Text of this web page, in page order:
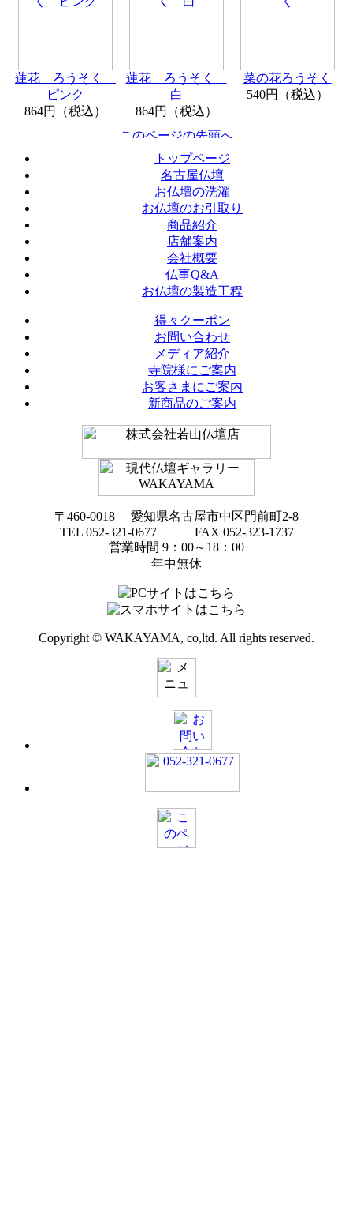
蓮花 ろうそく
ピンク
864円（税込）
蓮花 ろうそく
白
864円（税込）
菜の花ろうそく
540円（税込）
トップページ
名古屋仏壇
お仏壇の洗濯
お仏壇のお引取り
商品紹介
店舗案内
会社概要
仏事Q&A
お仏壇の製造工程
得々クーポン
お問い合わせ
メディア紹介
寺院様にご案内
お客さまにご案内
新商品のご案内
〒460-0018 愛知県名古屋市中区門前町2-8
TEL 052-321-0677 FAX 052-323-1737
営業時間 9：00～18：00
年中無休
Copyright © WAKAYAMA, co,ltd. All rights reserved.